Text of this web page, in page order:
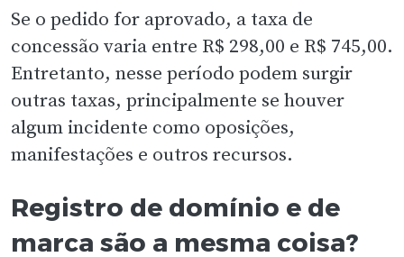
Se o pedido for aprovado, a taxa de
concessão varia entre R$ 298,00 e R$ 745,00.
Entretanto, nesse período podem surgir
outras taxas, principalmente se houver
algum incidente como oposições,
manifestações e outros recursos.
Registro de domínio e de
marca são a mesma coisa?